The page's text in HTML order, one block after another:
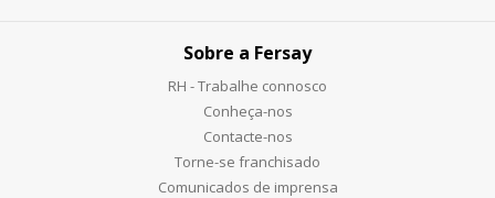
Sobre a Fersay
RH - Trabalhe connosco
Conheça-nos
Contacte-nos
Torne-se franchisado
Comunicados de imprensa